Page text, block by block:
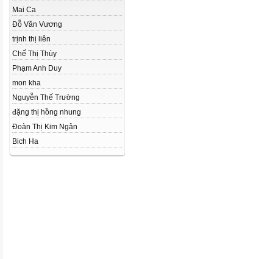
Mai Ca
Đỗ Văn Vương
trịnh thị liên
Chế Thị Thùy
Phạm Anh Duy
mon kha
Nguyễn Thế Trường
đặng thị hồng nhung
Đoàn Thị Kim Ngân
Bich Ha